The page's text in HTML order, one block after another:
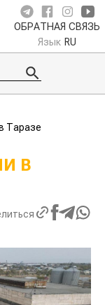
ОБРАТНАЯ СВЯЗЬ
Язык RU
Таразе
В